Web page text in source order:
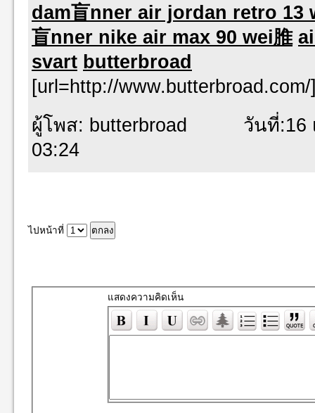
dam盲nner air jordan retro 13
盲nner nike air max 90 wei脽
svart butterbroad
[url=http://
ผู้โพส: butterbroad วันที่:16 เ
03:24
ไปหน้าที่
แสดงความคิดเห็น